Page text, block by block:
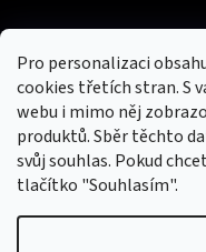
Pro personalizaci
cookies třetích stran. S
webu i mimo něj
produktů. Sběr těchto
svůj souhlas. Pokud
tlačítko "Souhlasím".
Nový obchod s batohy,